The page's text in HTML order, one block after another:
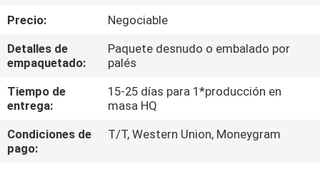
CALIDAD
ÉNTRENOS
EN
CONTACTO
CON
Precio:
Negociable
Detalles de
empaquetado:
Paquete desnudo o embalado por
palés
Tiempo de
entrega:
15-25 días para 1*producción en
masa HQ
Condiciones de
pago:
T/T, Western Union, Moneygram